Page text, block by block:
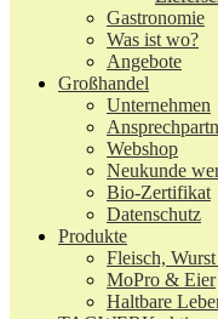
Gastronomie
Was ist wo?
Angebote
Großhandel
Unternehmen
Webshop
Neukunde
Bio-Zertifikat
Datenschutz
Produkte
Fleisch,
MoPro & Eier
Haltbare